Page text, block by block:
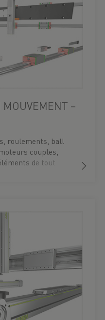
MOUVEMENT –
roulements, ball
couples,
de tout